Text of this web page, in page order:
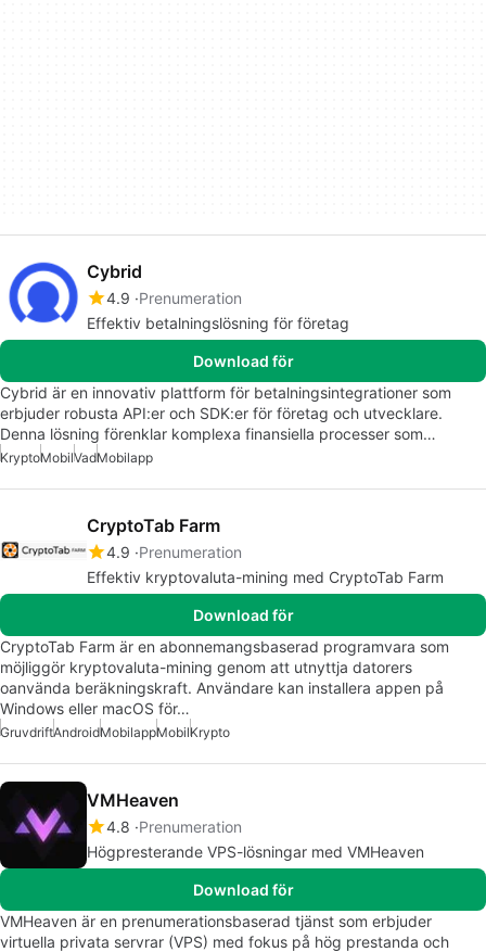
Cybrid
4.9 Prenumeration
Effektiv betalningslösning för företag
Download för
Cybrid är en innovativ plattform för betalningsintegrationer som
erbjuder robusta API:er och SDK:er för företag och utvecklare.
Denna lösning förenklar komplexa finansiella processer som…
KryptoMobilVadMobilapp
CryptoTab Farm
4.9 Prenumeration
Effektiv kryptovaluta-mining med CryptoTab Farm
Download för
CryptoTab Farm är en abonnemangsbaserad programvara som
möjliggör kryptovaluta-mining genom att utnyttja datorers
oanvända beräkningskraft. Användare kan installera appen på
Windows eller macOS för…
GruvdriftAndroidMobilappMobilKrypto
VMHeaven
4.8 Prenumeration
Högpresterande VPS-lösningar med VMHeaven
Download för
VMHeaven är en prenumerationsbaserad tjänst som erbjuder
virtuella privata servrar (VPS) med fokus på hög prestanda och